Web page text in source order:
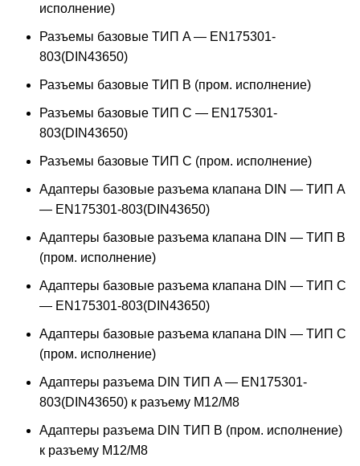
исполнение)
Разъемы базовые ТИП A — EN175301-
803(DIN43650)
Разъемы базовые ТИП В (пром. исполнение)
Разъемы базовые ТИП C — EN175301-
803(DIN43650)
Разъемы базовые ТИП C (пром. исполнение)
Адаптеры базовые разъема клапана DIN — ТИП A
— EN175301-803(DIN43650)
Адаптеры базовые разъема клапана DIN — ТИП B
(пром. исполнение)
Адаптеры базовые разъема клапана DIN — ТИП C
— EN175301-803(DIN43650)
Адаптеры базовые разъема клапана DIN — ТИП C
(пром. исполнение)
Адаптеры разъема DIN ТИП A — EN175301-
803(DIN43650) к разъему M12/M8
Адаптеры разъема DIN ТИП B (пром. исполнение)
к разъему M12/M8